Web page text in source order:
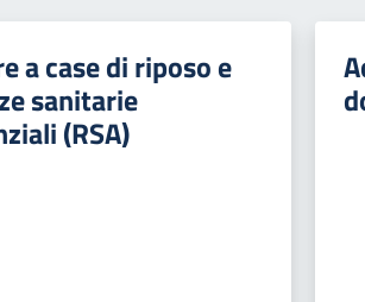
a case di riposo e
sanitarie
(RSA)